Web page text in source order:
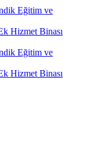
Eğitim ve
Hizmet Binası
Eğitim ve
Hizmet Binası